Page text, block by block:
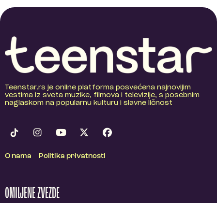
Teenstar.rs je online platforma posvećena najnovijim
vestima iz sveta muzike, filmova i televizije, s posebnim
naglaskom na popularnu kulturu i slavne ličnost
O nama Politika privatnosti
OMILJENE ZVEZDE